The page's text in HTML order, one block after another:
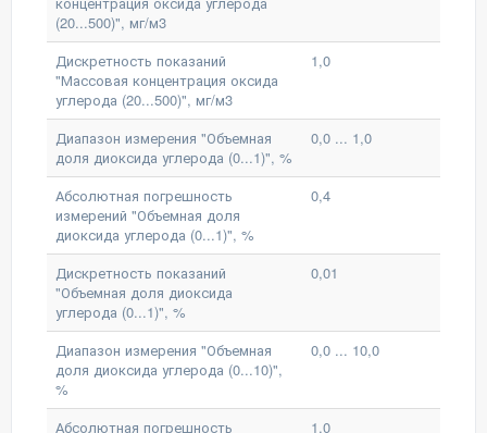
(20...500)", мг/м3
Дискретность показаний
"Массовая концентрация оксида
углерода (20...500)", мг/м3
1,0
Диапазон измерения "Объемная
доля диоксида углерода (0...1)", %
0,0 ... 1,0
Абсолютная погрешность
измерений "Объемная доля
диоксида углерода (0...1)", %
0,4
Дискретность показаний
"Объемная доля диоксида
углерода (0...1)", %
0,01
Диапазон измерения "Объемная
доля диоксида углерода (0...10)",
%
0,0 ... 10,0
Абсолютная погрешность
1,0